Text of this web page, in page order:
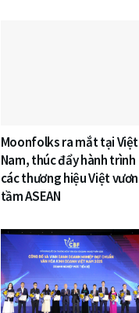
Moonfolks ra mắt tại Việt
Nam, thúc đẩy hành trình
các thương hiệu Việt vươn
tầm ASEAN